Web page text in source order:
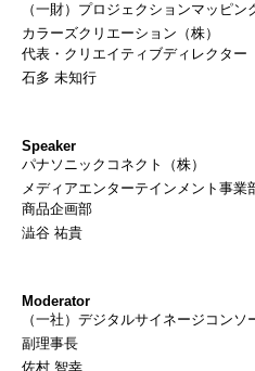
（一財）プロジェクションマッピ
カラーズクリエーション（株）
代表・クリエイティブディレクター
石多 未知行
Speaker
パナソニックコネクト（株）
メディアエンターテインメント事業
商品企画部
澁谷 祐貴
Moderator
（一社）デジタルサイネージコンソ
副理事長
佐村 智幸